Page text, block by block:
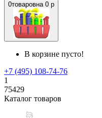
0товаровна 0 р
В корзине пусто!
+7 (495) 108-74-76
1
75429
Каталог товаров